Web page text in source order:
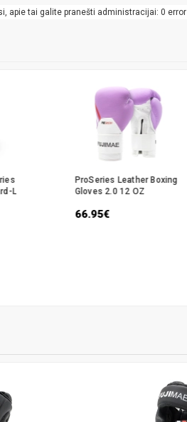
apie tai galite pranešti administracijai: 0 error
L
ProSeries Leather Boxing
Gloves 2.0 12 OZ
66.95€